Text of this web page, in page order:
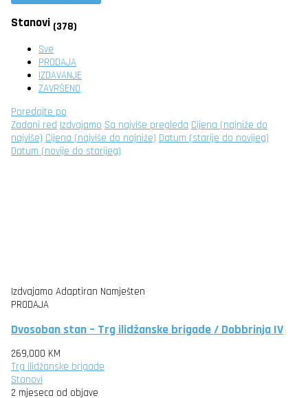
Stanovi (378)
Sve
PRODAJA
IZDAVANJE
ZAVRŠENO
Poredajte po
Zadani red Izdvajamo Sa najviše pregleda Cijena (najniže do
najviše) Cijena (najviše do najniže) Datum (starije do novijeg)
Datum (novije do starijeg)
Izdvajamo Adaptiran Namješten
PRODAJA
Dvosoban stan – Trg ilidžanske brigade / Dobbrinja IV
269,000 KM
Trg ilidžanske brigade
Stanovi
2 mjeseca od objave